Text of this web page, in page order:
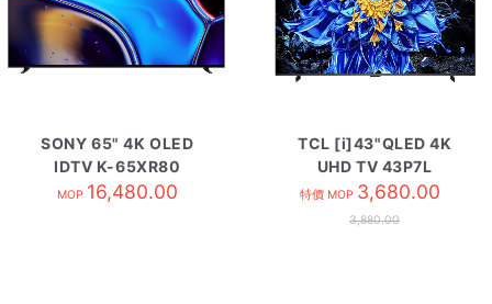
SONY 65" 4K OLED
IDTV K-65XR80
MOP 16,480.00
TCL [i]43"QLED 4K
UHD TV 43P7L
特價 MOP 3,680.00
3,880.00